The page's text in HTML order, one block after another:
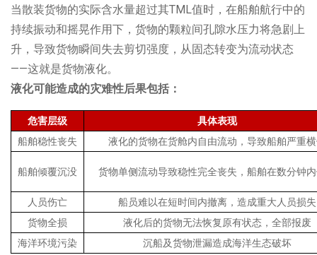
当散装货物的实际含水量超过其TML值时，在船舶航行中的
持续振动和摇晃作用下，货物的颗粒间孔隙水压力将急剧上
升，导致货物瞬间失去剪切强度，从固态转变为流动状态
——这就是货物液化。
液化可能造成的灾难性后果包括：
危害层级
具体表现
船舶稳性丧失
液化的货物在货舱内自由流动，导致船舶严重
船舶倾覆沉没 货物单侧流动导致稳性完全丧失，船舶在数分钟
人员伤亡
船员难以在短时间内撤离，造成重大人员损失
货物全损
液化后的货物无法恢复原有状态，全部报废
海洋环境污染
沉船及货物泄漏造成海洋生态破坏